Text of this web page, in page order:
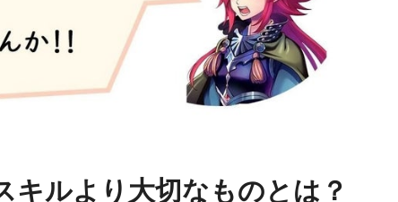
キルより大切なものとは？